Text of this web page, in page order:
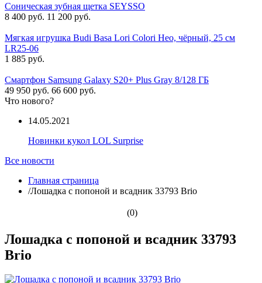
Соническая зубная щетка SEYSSO
8 400 руб. 11 200 руб.
Мягкая игрушка Budi Basa Lori Colori Нео, чёрный, 25 см
LR25-06
1 885 руб.
Смартфон Samsung Galaxy S20+ Plus Gray 8/128 ГБ
49 950 руб. 66 600 руб.
Что нового?
14.05.2021
Новинки кукол LOL Surprise
Все новости
Главная страница
/Лошадка с попоной и всадник 33793 Brio
(0)
Лошадка с попоной и всадник 33793
Brio